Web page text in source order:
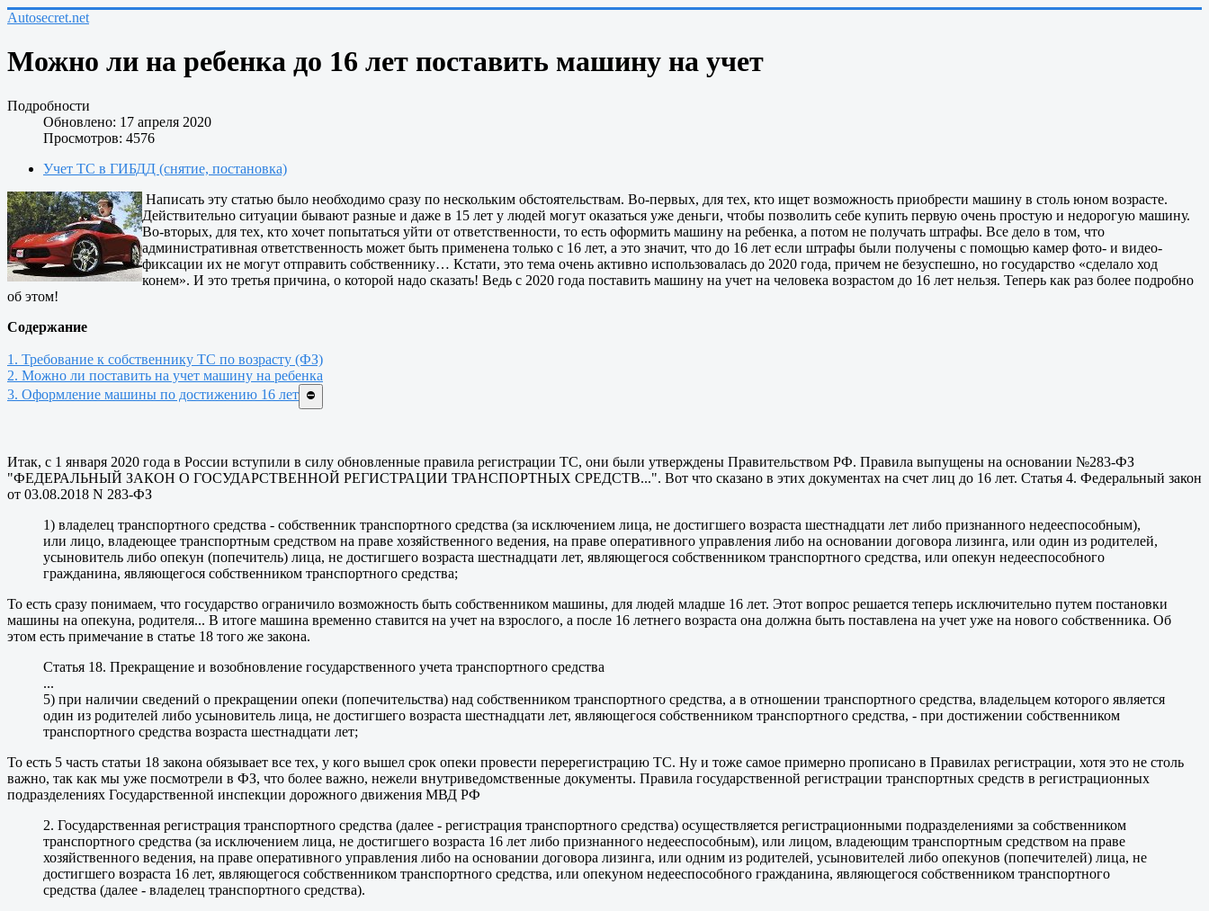
Autosecret.net
Можно ли на ребенка до 16 лет поставить машину на учет
Подробности
Обновлено: 17 апреля 2020
Просмотров: 4576
Учет ТС в ГИБДД (снятие, постановка)
Написать эту статью было необходимо сразу по нескольким обстоятельствам. Во-первых, для тех, кто ищет возможность приобрести машину в столь юном возрасте.
Действительно ситуации бывают разные и даже в 15 лет у людей могут оказаться уже деньги, чтобы позволить себе купить первую очень простую и недорогую машину.
Во-вторых, для тех, кто хочет попытаться уйти от ответственности, то есть оформить машину на ребенка, а потом не получать штрафы. Все дело в том, что
административная ответственность может быть применена только с 16 лет, а это значит, что до 16 лет если штрафы были получены с помощью камер фото- и видео-
фиксации их не могут отправить собственнику… Кстати, это тема очень активно использовалась до 2020 года, причем не безуспешно, но государство «сделало ход
конем». И это третья причина, о которой надо сказать! Ведь с 2020 года поставить машину на учет на человека возрастом до 16 лет нельзя. Теперь как раз более подробно
об этом!
Содержание
1. Требование к собственнику ТС по возрасту (ФЗ)
2. Можно ли поставить на учет машину на ребенка
3. Оформление машины по достижению 16 лет ⛔
Итак, с 1 января 2020 года в России вступили в силу обновленные правила регистрации ТС, они были утверждены Правительством РФ. Правила выпущены на основании №283-ФЗ
"ФЕДЕРАЛЬНЫЙ ЗАКОН О ГОСУДАРСТВЕННОЙ РЕГИСТРАЦИИ ТРАНСПОРТНЫХ СРЕДСТВ...". Вот что сказано в этих документах на счет лиц до 16 лет. Статья 4. Федеральный закон
от 03.08.2018 N 283-ФЗ
1) владелец транспортного средства - собственник транспортного средства (за исключением лица, не достигшего возраста шестнадцати лет либо признанного недееспособным),
или лицо, владеющее транспортным средством на праве хозяйственного ведения, на праве оперативного управления либо на основании договора лизинга, или один из родителей,
усыновитель либо опекун (попечитель) лица, не достигшего возраста шестнадцати лет, являющегося собственником транспортного средства, или опекун недееспособного
гражданина, являющегося собственником транспортного средства;
То есть сразу понимаем, что государство ограничило возможность быть собственником машины, для людей младше 16 лет. Этот вопрос решается теперь исключительно путем постановки
машины на опекуна, родителя... В итоге машина временно ставится на учет на взрослого, а после 16 летнего возраста она должна быть поставлена на учет уже на нового собственника. Об
этом есть примечание в статье 18 того же закона.
Статья 18. Прекращение и возобновление государственного учета транспортного средства
...
5) при наличии сведений о прекращении опеки (попечительства) над собственником транспортного средства, а в отношении транспортного средства, владельцем которого является
один из родителей либо усыновитель лица, не достигшего возраста шестнадцати лет, являющегося собственником транспортного средства, - при достижении собственником
транспортного средства возраста шестнадцати лет;
То есть 5 часть статьи 18 закона обязывает все тех, у кого вышел срок опеки провести перерегистрацию ТС. Ну и тоже самое примерно прописано в Правилах регистрации, хотя это не столь
важно, так как мы уже посмотрели в ФЗ, что более важно, нежели внутриведомственные документы. Правила государственной регистрации транспортных средств в регистрационных
подразделениях Государственной инспекции дорожного движения МВД РФ
2. Государственная регистрация транспортного средства (далее - регистрация транспортного средства) осуществляется регистрационными подразделениями за собственником
транспортного средства (за исключением лица, не достигшего возраста 16 лет либо признанного недееспособным), или лицом, владеющим транспортным средством на праве
хозяйственного ведения, на праве оперативного управления либо на основании договора лизинга, или одним из родителей, усыновителей либо опекунов (попечителей) лица, не
достигшего возраста 16 лет, являющегося собственником транспортного средства, или опекуном недееспособного гражданина, являющегося собственником транспортного
средства (далее - владелец транспортного средства).